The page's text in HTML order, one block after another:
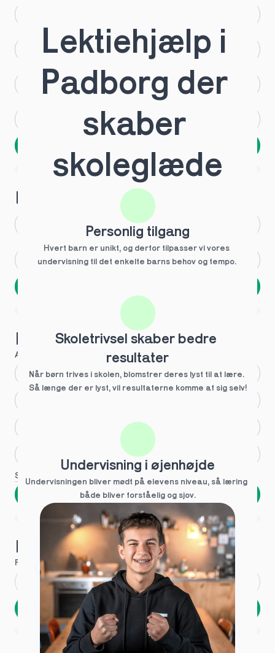
HTX HF
IB EUX
Andet Ved ikke
Spring over
1 ud af 9 for at finde den rette tutor
Hvilken årgang?
2.g Andet
Spring over
1 ud af 9 for at finde den rette tutor
Hvilke behov?
Anbefalet til dig
Fagligt boost
Se flere
Næste
Spring over
1 ud af 9 for at finde den rette tutor
Hvad hedder du?
Fornavn Efternavn*
Næste
Opbevares sikkert - oplysninger deles aldrig
1 ud af 9 for at finde den rette tutor
Lektiehjælp i
Padborg der
skaber
skoleglæde
Personlig tilgang
Hvert barn er unikt, og derfor tilpasser vi vores
undervisning til det enkelte barns behov og tempo.
Skoletrivsel skaber bedre
resultater
Når børn trives i skolen, blomstrer deres lyst til at lære.
Så længe der er lyst, vil resultaterne komme af sig selv!
Undervisning i øjenhøjde
Undervisningen bliver mødt på elevens niveau, så læring
både bliver forståelig og sjov.